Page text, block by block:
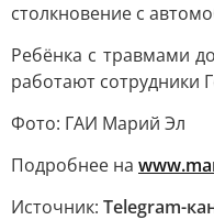
столкновение с
Ребёнка с травмами
работают сотрудники
Фото: ГАИ Марий Эл
Подробнее на
Источник: Telegram-